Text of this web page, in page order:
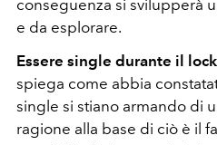
conseguenza si svilupperà
e da esplorare.
Essere single durante il
spiega come abbia
single si stiano armando di
ragione alla base di ciò è il